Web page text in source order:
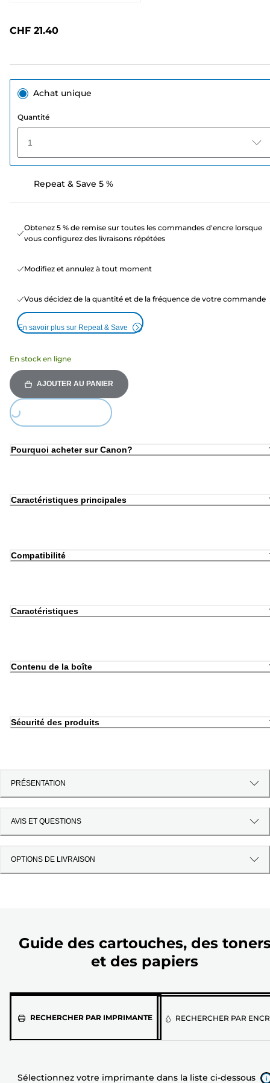
CHF 21.40
Achat unique
Quantité
1
Repeat & Save 5 %
Obtenez 5 % de remise sur toutes les commandes d'encre lorsque
vous configurez des livraisons répétées
Modifiez et annulez à tout moment
Vous décidez de la quantité et de la fréquence de votre commande
En savoir plus sur Repeat & Save
En stock en ligne
AJOUTER AU PANIER
Loading...
Pourquoi acheter sur Canon?
Caractéristiques principales
Compatibilité
Caractéristiques
Contenu de la boîte
Sécurité des produits
PRÉSENTATION
AVIS ET QUESTIONS
OPTIONS DE LIVRAISON
Guide des cartouches, des
et des papiers
RECHERCHER PAR IMPRIMANTESélectionnez
votre
imprimante
liste
RECHERCHER PAR
Sélectionnez votre imprimante dans la liste ci-dessous